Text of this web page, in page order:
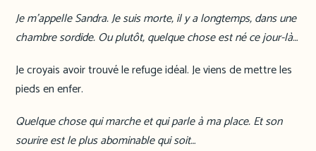
Je m’appelle Sandra. Je suis morte, il y a longtemps, dans une
chambre sordide. Ou plutôt, quelque chose est né ce jour-là…
Je croyais avoir trouvé le refuge idéal. Je viens de mettre les
pieds en enfer.
Quelque chose qui marche et qui parle à ma place. Et son
sourire est le plus abominable qui soit…